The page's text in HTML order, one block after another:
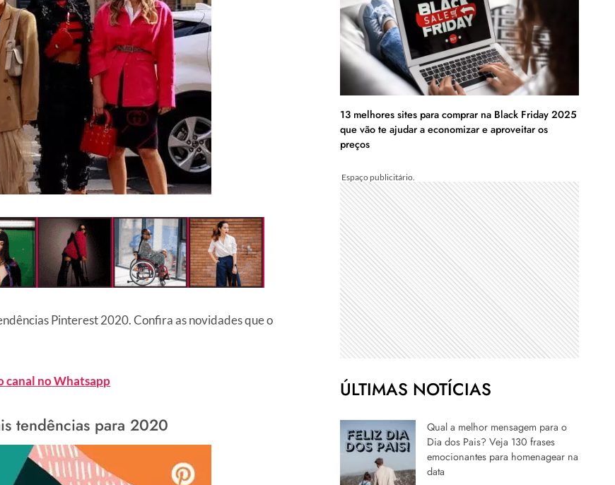
Pinterest 2020. Confira as novidades que o
canal no Whatsapp
tendências para 2020
13 melhores sites para comprar na Black Friday 2025
que vão te ajudar a economizar e aproveitar os
preços
ÚLTIMAS NOTÍCIAS
Qual a melhor mensagem para o
Dia dos Pais? Veja 130 frases
emocionantes para homenagear na
data